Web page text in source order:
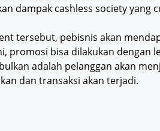
dampak cashless society yang
tersebut, pebisnis akan
promosi bisa dilakukan dengan
adalah pelanggan akan
dan transaksi akan terjadi.